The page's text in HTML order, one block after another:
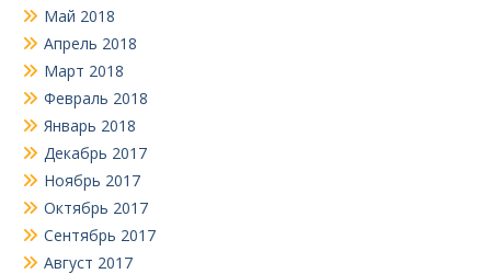
Май 2018
Апрель 2018
Март 2018
Февраль 2018
Январь 2018
Декабрь 2017
Ноябрь 2017
Октябрь 2017
Сентябрь 2017
Август 2017